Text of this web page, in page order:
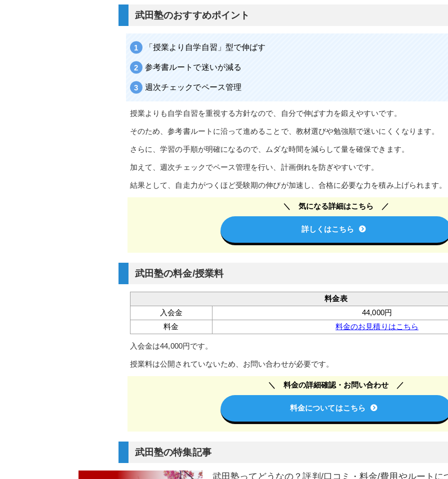
武田塾のおすすめポイント
「授業より自学自習」型で伸ばす
参考書ルートで迷いが減る
週次チェックでペース管理
授業よりも自学自習を重視する方針なので、自分で伸ばす力を鍛えやすいです。
そのため、参考書ルートに沿って進めることで、教材選びや勉強順で迷いにくくなります。
さらに、学習の手順が明確になるので、ムダな時間を減らして量を確保できます。
加えて、週次チェックでペース管理を行い、計画倒れを防ぎやすいです。
結果として、自走力がつくほど受験期の伸びが加速し、合格に必要な力を積み上げられます。
気になる詳細はこちら
詳しくはこちら
武田塾の料金/授業料
料金表
入会金
44,000円
料金
料金のお見積りはこちら
入会金は44,000円です。
授業料は公開されていないため、お問い合わせが必要です。
料金の詳細確認・お問い合わせ
料金についてはこちら
武田塾の特集記事
武田塾ってどうなの？評判/口コミ・料金/費用やルートに